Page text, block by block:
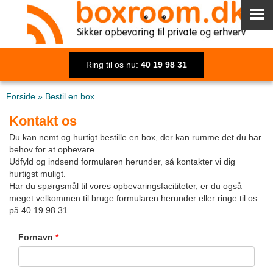
Ring til os nu: 40 19 98 31
Forside » Bestil en box
Kontakt os
Du kan nemt og hurtigt bestille en box, der kan rumme det du har
behov for at opbevare.
Udfyld og indsend formularen herunder, så kontakter vi dig
hurtigst muligt.
Har du spørgsmål til vores opbevaringsfacititeter, er du også
meget velkommen til bruge formularen herunder eller ringe til os
på 40 19 98 31.
Fornavn *